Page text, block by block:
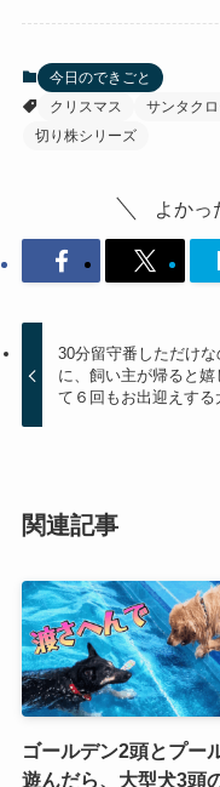
今日のできごと
クリスマス
サンタク
切り株シリーズ
よかっ
30分留守番しただけな
に、飼い主が帰ると嬉
て６回もお出迎えする
関連記事
ゴールデン2頭とプー
遊んだら、大型犬3頭